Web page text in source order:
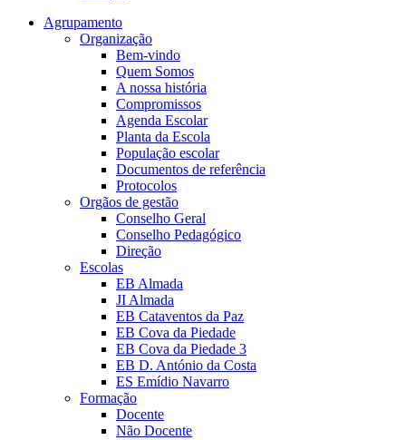
Agrupamento
Organização
Bem-vindo
Quem Somos
A nossa história
Compromissos
Agenda Escolar
Planta da Escola
População escolar
Documentos de referência
Protocolos
Orgãos de gestão
Conselho Geral
Conselho Pedagógico
Direção
Escolas
EB Almada
JI Almada
EB Cataventos da Paz
EB Cova da Piedade
EB Cova da Piedade 3
EB D. António da Costa
ES Emídio Navarro
Formação
Docente
Não Docente